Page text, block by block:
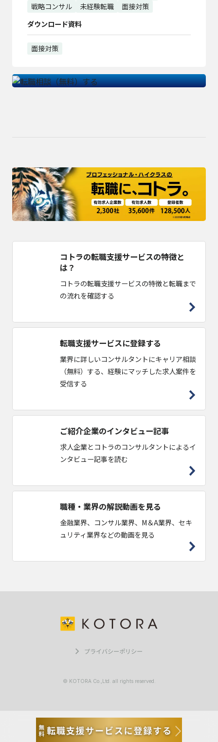
戦略コンサル
未経験転職
面接対策
ダウンロード資料
面接対策
コトラの転職支援サービスの特徴と
は？
コトラの転職支援サービスの特徴と転職まで
の流れを確認する
転職支援サービスに登録する
業界に詳しいコンサルタントにキャリア相談
（無料）する、経験にマッチした求人案件を
受信する
ご紹介企業のインタビュー記事
求人企業とコトラのコンサルタントによるイ
ンタビュー記事を読む
職種・業界の解説動画を見る
金融業界、コンサル業界、M＆A業界、セキ
ュリティ業界などの動画を見る
プライバシーポリシー
© KOTORA Co.,Ltd. all rights reserved.